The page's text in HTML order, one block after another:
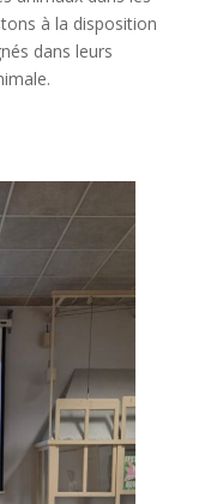
à la disposition
dans leurs